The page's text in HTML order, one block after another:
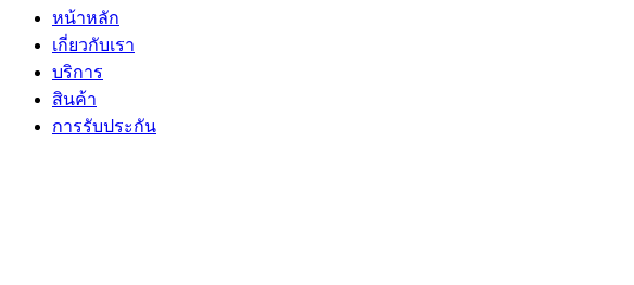
หน้าหลัก
เกี่ยวกับเรา
บริการ
สินค้า
การรับประกัน